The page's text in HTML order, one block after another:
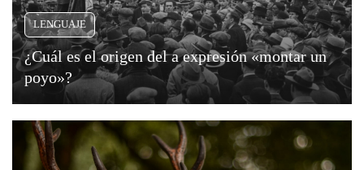
LENGUAJE
¿Cuál es el origen del a expresión «montar un
poyo»?